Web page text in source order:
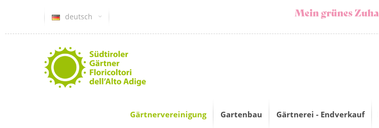
deutsch
Gärtnervereinigung Gartenbau Gärtnerei - Endverkauf